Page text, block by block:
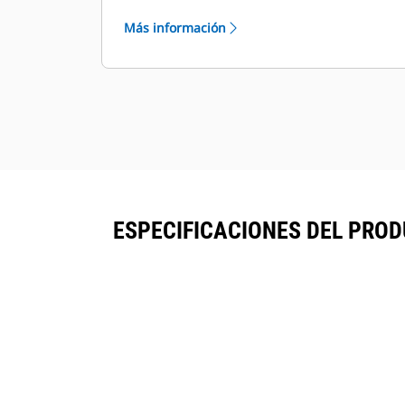
con mazos de cables electrónicos
pendientes o herramientas.
Más información
ESPECIFICACIONES DEL